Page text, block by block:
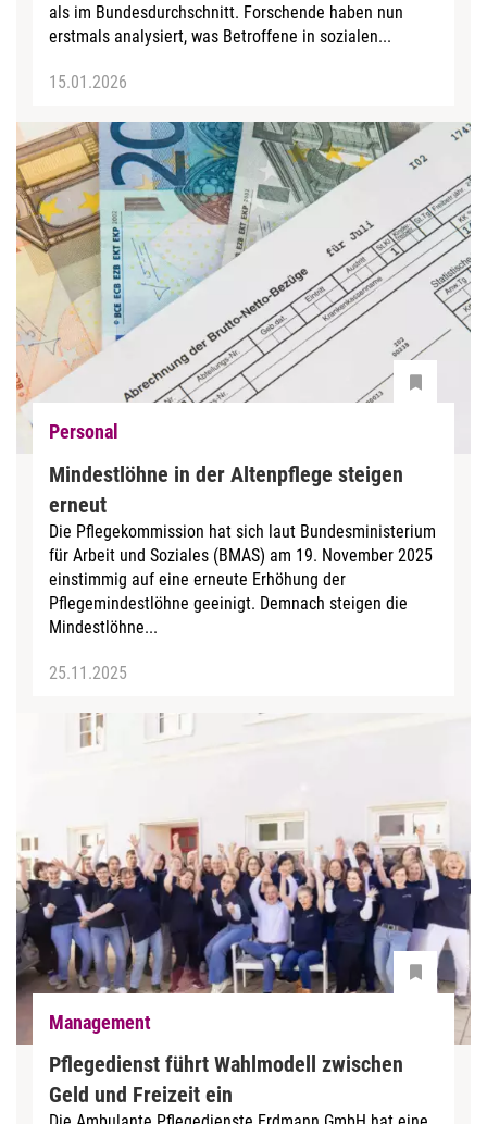
als im Bundesdurchschnitt. Forschende haben nun
erstmals analysiert, was Betroffene in sozialen...
15.01.2026
Personal
Mindestlöhne in der Altenpflege steigen
erneut
Die Pflegekommission hat sich laut Bundesministerium
für Arbeit und Soziales (BMAS) am 19. November 2025
einstimmig auf eine erneute Erhöhung der
Pflegemindestlöhne geeinigt. Demnach steigen die
Mindestlöhne...
25.11.2025
Management
Pflegedienst führt Wahlmodell zwischen
Geld und Freizeit ein